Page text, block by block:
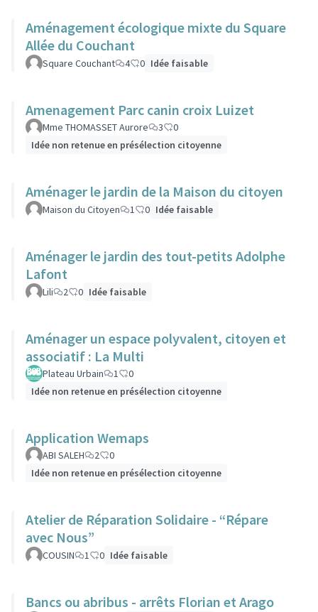
Aménagement écologique mixte du Square
Allée du Couchant
Square Couchant 4 0 Idée faisable
Amenagement Parc canin croix Luizet
Mme THOMASSET Aurore 3
0
Idée non retenue en présélection citoyenne
Aménager le jardin de la Maison du citoyen
Maison du Citoyen 1 0 Idée faisable
Aménager le jardin des tout-petits Adolphe
Lafont
Lili 2 0 Idée faisable
Aménager un espace polyvalent, citoyen et
associatif : La Multi
Plateau Urbain 1
0
Idée non retenue en présélection citoyenne
Application Wemaps
ABI SALEH 2
0
Idée non retenue en présélection citoyenne
Atelier de Réparation Solidaire - “Répare
avec Nous”
COUSIN 1 0 Idée faisable
Bancs ou abribus - arrêts Florian et Arago